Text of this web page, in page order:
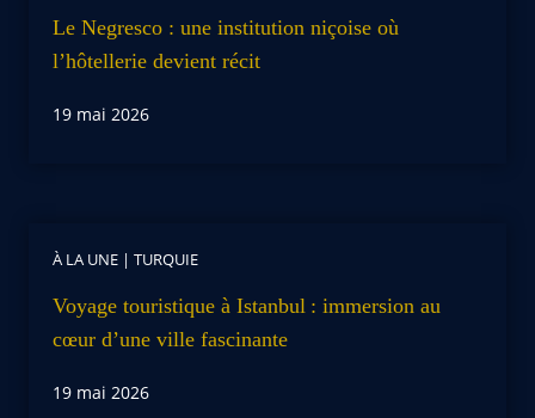
Le Negresco : une institution niçoise où
l’hôtellerie devient récit
19 mai 2026
À LA UNE | TURQUIE
Voyage touristique à Istanbul : immersion au
cœur d’une ville fascinante
19 mai 2026